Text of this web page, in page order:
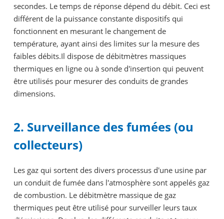
secondes. Le temps de réponse dépend du débit. Ceci est
différent de la puissance constante dispositifs qui
fonctionnent en mesurant le changement de
température, ayant ainsi des limites sur la mesure des
faibles débits.Il dispose de débitmètres massiques
thermiques en ligne ou à sonde d'insertion qui peuvent
être utilisés pour mesurer des conduits de grandes
dimensions.
2. Surveillance des fumées (ou
collecteurs)
Les gaz qui sortent des divers processus d'une usine par
un conduit de fumée dans l'atmosphère sont appelés gaz
de combustion. Le débitmètre massique de gaz
thermiques peut être utilisé pour surveiller leurs taux